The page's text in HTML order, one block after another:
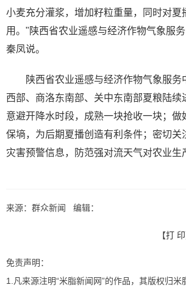
小麦充分灌浆，增加籽粒重量，同时对夏
用。"陕西省农业遥感与经济作物气象服
秦凤说。
陕西省农业遥感与经济作物气象服务
西部、商洛东南部、关中东南部夏粮陆续
意避开降水时段，成熟一块抢收一块；做
保墒，为后期夏播创造有利条件；密切关
灾害预警信息，防范强对流天气对农业生
来源：群众新闻 编辑：
【打 印
免责声明：
1.凡来源注明“米脂新闻网”的作品，其版权归